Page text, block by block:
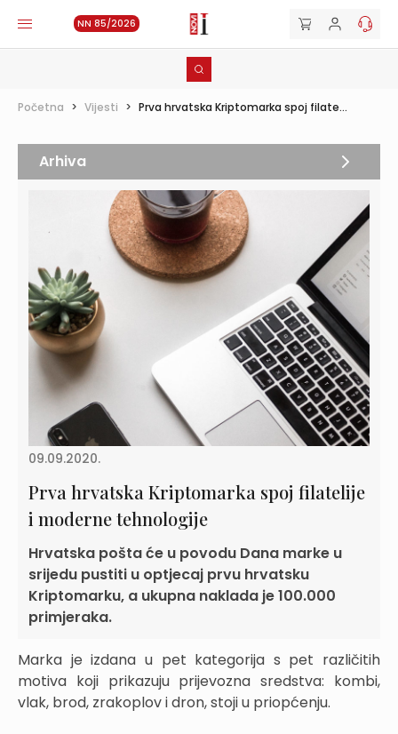
NN 85/2026
Početna > Vijesti > Prva hrvatska Kriptomarka spoj filate...
09.09.2020.
Prva hrvatska Kriptomarka spoj filatelije
i moderne tehnologije
Hrvatska pošta će u povodu Dana marke u
srijedu pustiti u optjecaj prvu hrvatsku
Kriptomarku, a ukupna naklada je 100.000
primjeraka.
Marka je izdana u pet kategorija s pet različitih
motiva koji prikazuju prijevozna sredstva: kombi,
vlak, brod, zrakoplov i dron, stoji u priopćenju.
Arhiva